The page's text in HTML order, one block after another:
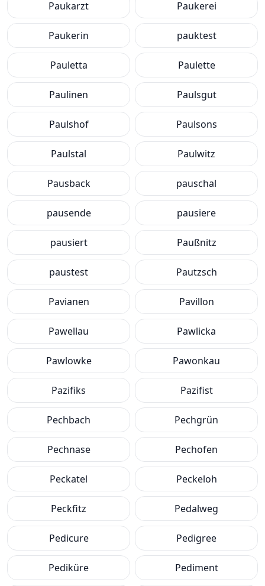
Paukarzt Paukerei
Paukerin pauktest
Pauletta Paulette
Paulinen Paulsgut
Paulshof Paulsons
Paulstal Paulwitz
Pausback pauschal
pausende pausiere
pausiert Paußnitz
paustest Pautzsch
Pavianen Pavillon
Pawellau Pawlicka
Pawlowke Pawonkau
Pazifiks Pazifist
Pechbach Pechgrün
Pechnase Pechofen
Peckatel Peckeloh
Peckfitz Pedalweg
Pedicure Pedigree
Pediküre Pediment